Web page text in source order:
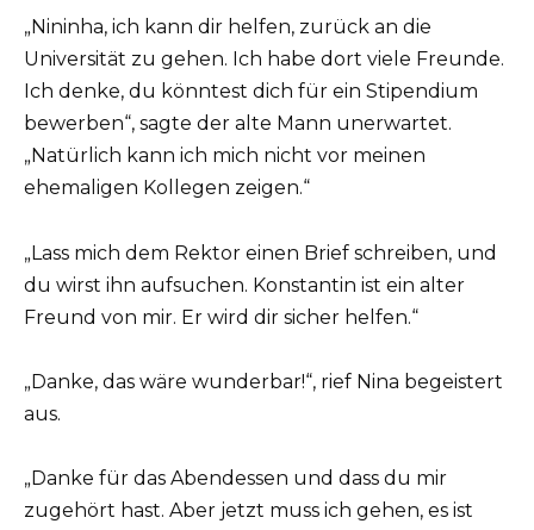
„Nininha, ich kann dir helfen, zurück an die
Universität zu gehen. Ich habe dort viele Freunde.
Ich denke, du könntest dich für ein Stipendium
bewerben“, sagte der alte Mann unerwartet.
„Natürlich kann ich mich nicht vor meinen
ehemaligen Kollegen zeigen.“
„Lass mich dem Rektor einen Brief schreiben, und
du wirst ihn aufsuchen. Konstantin ist ein alter
Freund von mir. Er wird dir sicher helfen.“
„Danke, das wäre wunderbar!“, rief Nina begeistert
aus.
„Danke für das Abendessen und dass du mir
zugehört hast. Aber jetzt muss ich gehen, es ist